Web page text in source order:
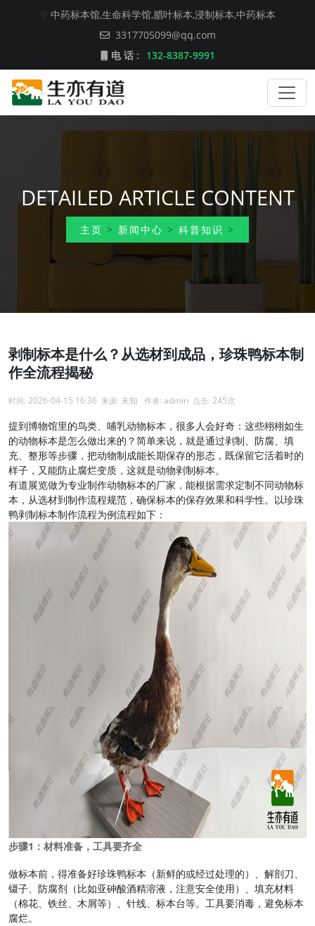
中药标本馆,生命科学馆,腊叶标本,浸制标本,中药标本
3317705099@qq.com
电 话 :
132-8387-9991
DETAILED ARTICLE CONTENT
主页 > 新闻中心 > 科普知识 >
剥制标本是什么？从选材到成品，珍珠鸭标本制
作全流程揭秘
时间: 2026-04-15 16:36 来源: 未知 作者: admin 点击: 245次
提到博物馆里的鸟类、哺乳动物标本，很多人会好奇：这些栩栩如生
的动物标本是怎么做出来的？简单来说，就是通过剥制、防腐、填
充、整形等步骤，把动物制成能长期保存的形态，既保留它活着时的
样子，又能防止腐烂变质，这就是动物剥制标本。
有道展览做为专业制作动物标本的厂家，能根据需求定制不同动物标
本，从选材到制作流程规范，确保标本的保存效果和科学性。以珍珠
鸭剥制标本制作流程为例流程如下：
步骤1：材料准备，工具要齐全
做标本前，得准备好珍珠鸭标本（新鲜的或经过处理的）、解剖刀、
镊子、防腐剂（比如亚砷酸酒精溶液，注意安全使用）、填充材料
（棉花、铁丝、木屑等）、针线、标本台等。工具要消毒，避免标本
腐烂。